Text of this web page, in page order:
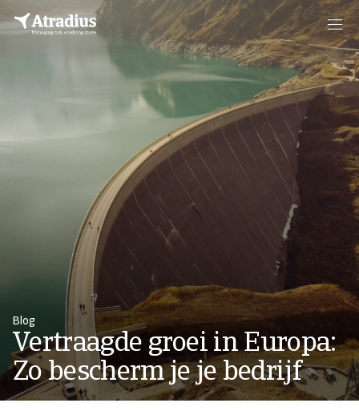
Blog
Vertraagde groei in Europa:
Zo bescherm je je bedrijf